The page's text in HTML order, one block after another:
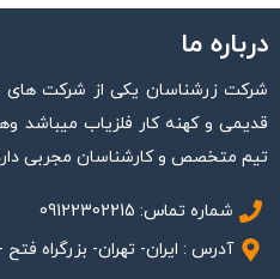
درباره ما
شرکت زرشناسان یکی از شرکت های
قدیمی و کهنه کار فلزیاب میباشد
تیم متخصص و کارشناسان مجربی
شماره تماس: 09122302215
آدرس : ایران- تهران- بزرگراه فتح -